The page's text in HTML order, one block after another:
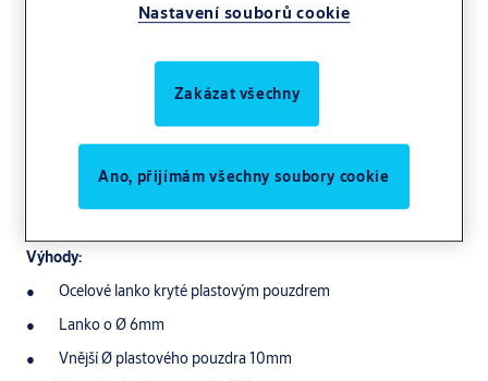
Základní úroveň zabezpečení
Výhody:
Ocelové lanko kryté plastovým pouzdrem
Lanko o Ø 6mm
Vnější Ø plastového pouzdra 10mm
Nastavení souborů cookie
Zakázat všechny
Ano, přijímám všechny soubory cookie